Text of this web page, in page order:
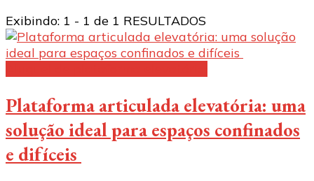
Exibindo: 1 - 1 de 1 RESULTADOS
Plataforma articulada elevatória: uma
solução ideal para espaços confinados
e difíceis